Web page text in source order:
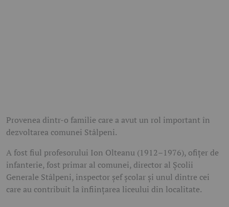
Provenea dintr-o familie care a avut un rol important în
dezvoltarea comunei Stâlpeni.
A fost fiul profesorului Ion Olteanu (1912–1976), ofițer de
infanterie, fost primar al comunei, director al Școlii
Generale Stâlpeni, inspector șef școlar și unul dintre cei
care au contribuit la înființarea liceului din localitate.